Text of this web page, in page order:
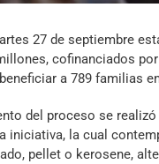
27 de septiembre
cofinanciados
a 789 familias
del proceso se
iniciativa, la cual
pellet o kerosene,